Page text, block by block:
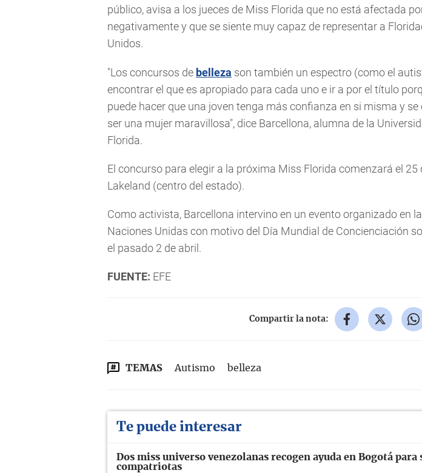
público, avisa a los jueces de Miss Florida que no está afectada
negativamente y que se siente muy capaz de representar a
Unidos.
"Los concursos de belleza son también un espectro (como el
encontrar el que es apropiado para cada uno e ir a por el título
puede hacer que una joven tenga más confianza en si misma y se
ser una mujer maravillosa", dice Barcellona, alumna de la
Florida.
El concurso para elegir a la próxima Miss Florida comenzará el 25
Lakeland (centro del estado).
Como activista, Barcellona intervino en un evento organizado en
Naciones Unidas con motivo del Día Mundial de Concienciación
el pasado 2 de abril.
FUENTE: EFE
Compartir la nota:
TEMAS Autismo belleza
Te puede interesar
Dos miss universo venezolanas recogen ayuda en Bogotá para
compatriotas